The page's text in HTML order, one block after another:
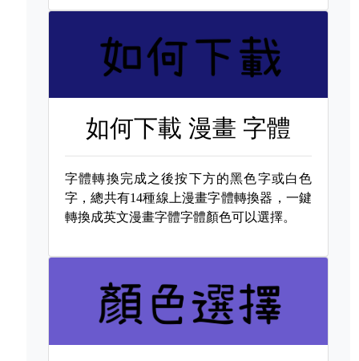
如何下載漫畫 字體
字體轉換完成之後按下方的黑色字或白色
字，總共有14種線上漫畫字體轉換器，一鍵
轉換成英文漫畫字體字體顏色可以選擇。